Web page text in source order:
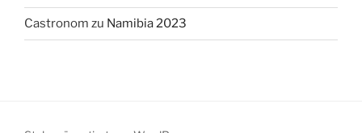
Castronom zu Namibia 2023